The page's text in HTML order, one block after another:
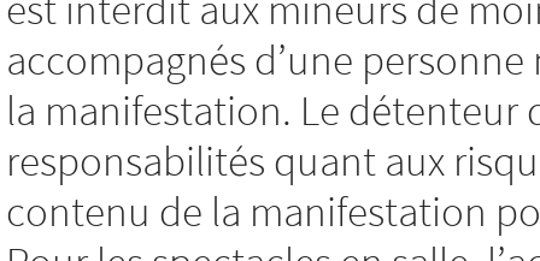
accompagnés d’une
la manifestation. Le détenteur
responsabilités quant aux
contenu de la manifestation